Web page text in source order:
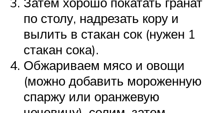
по столу, надрезать кору и
вылить в стакан сок (нужен 1
стакан сока).
Обжариваем мясо и овощи
(можно добавить мороженную
спаржу или оранжевую